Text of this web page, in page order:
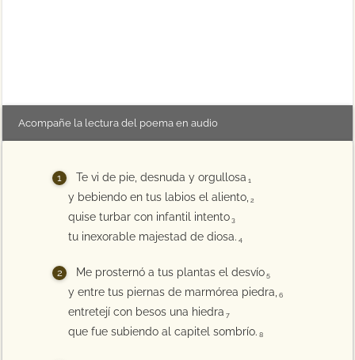
Acompañe la lectura del poema en audio
Te vi de pie, desnuda y orgullosa 1
y bebiendo en tus labios el aliento, 2
quise turbar con infantil intento 3
tu inexorable majestad de diosa. 4
Me prosternó a tus plantas el desvío 5
y entre tus piernas de marmórea piedra, 6
entretejí con besos una hiedra 7
que fue subiendo al capitel sombrío. 8